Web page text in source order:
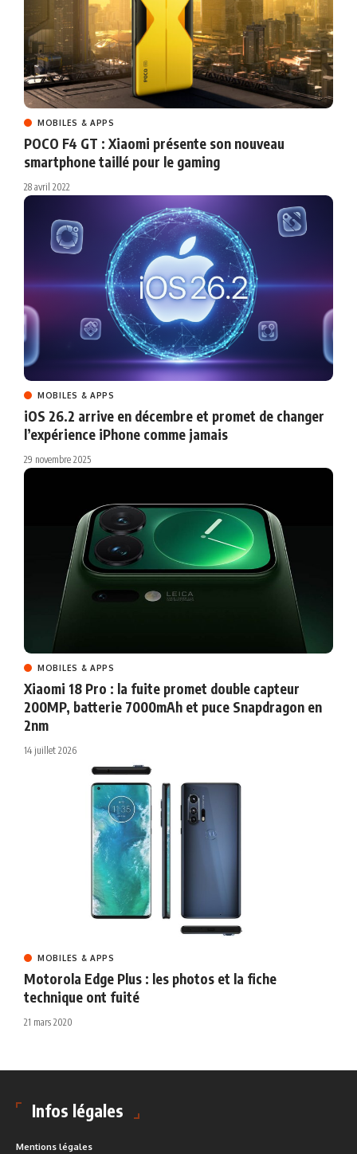
MOBILES & APPS
POCO F4 GT : Xiaomi présente son nouveau
smartphone taillé pour le gaming
28 avril 2022
MOBILES & APPS
iOS 26.2 arrive en décembre et promet de changer
l’expérience iPhone comme jamais
29 novembre 2025
MOBILES & APPS
Xiaomi 18 Pro : la fuite promet double capteur
200MP, batterie 7000mAh et puce Snapdragon en
2nm
14 juillet 2026
MOBILES & APPS
Motorola Edge Plus : les photos et la fiche
technique ont fuité
21 mars 2020
Infos légales
Mentions légales